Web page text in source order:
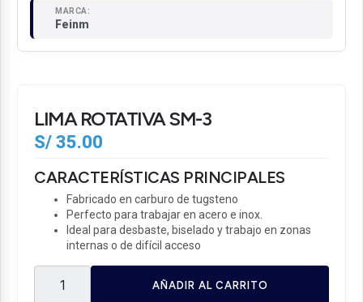
MARCA:
Feinm
LIMA ROTATIVA SM-3
S/ 35.00
CARACTERÍSTICAS PRINCIPALES
Fabricado en carburo de tugsteno
Perfecto para trabajar en acero e inox.
Ideal para desbaste, biselado y trabajo en zonas
internas o de difícil acceso
AÑADIR AL CARRITO